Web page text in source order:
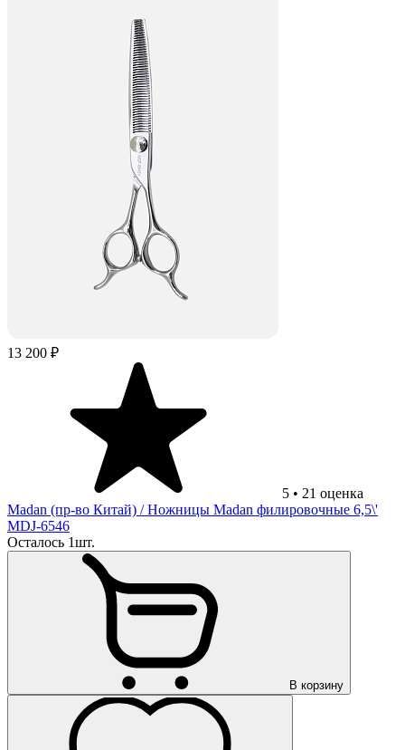
13 200 ₽
5 • 21 оценка
Madan (пр-во Китай) / Ножницы Madan филировочные 6,5\'
MDJ-6546
Осталось 1шт.
В корзину